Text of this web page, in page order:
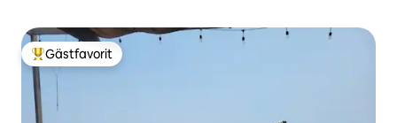
Populär gästfavorit
Gästfavorit